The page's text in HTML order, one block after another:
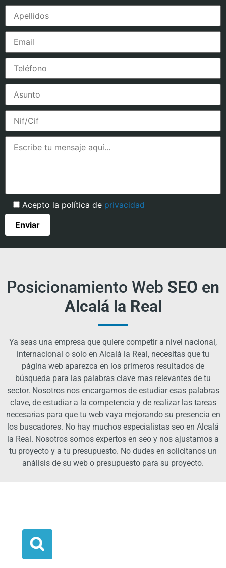
Acepto la política de privacidad
Posicionamiento Web SEO en
Alcalá la Real
Ya seas una empresa que quiere competir a nivel nacional,
internacional o solo en Alcalá la Real, necesitas que tu
página web aparezca en los primeros resultados de
búsqueda para las palabras clave mas relevantes de tu
sector. Nosotros nos encargamos de estudiar esas palabras
clave, de estudiar a la competencia y de realizar las tareas
necesarias para que tu web vaya mejorando su presencia en
los buscadores. No hay muchos especialistas seo en Alcalá
la Real. Nosotros somos expertos en seo y nos ajustamos a
tu proyecto y a tu presupuesto. No dudes en solicitanos un
análisis de su web o presupuesto para su proyecto.